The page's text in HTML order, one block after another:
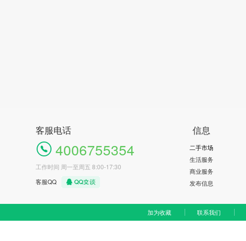
客服电话
4006755354
工作时间 周一至周五 8:00-17:30
客服QQ
信息
二手市场
生活服务
商业服务
发布信息
加为收藏 联系我们